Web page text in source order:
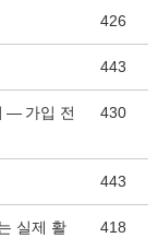
426
443
— 가입 전
430
443
실제 활
418